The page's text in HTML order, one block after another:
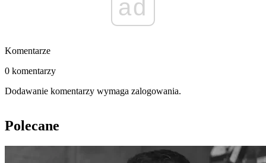
ad
Komentarze
0 komentarzy
Dodawanie komentarzy wymaga zalogowania.
Polecane